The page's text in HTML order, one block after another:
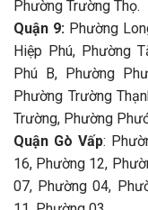
Phường Trường Thọ.
Quận 9: Phường
Hiệp Phú, Phường
Phú B, Phường
Phường Trường
Trường, Phường
Quận Gò Vấp:
16, Phường 12,
07, Phường 04,